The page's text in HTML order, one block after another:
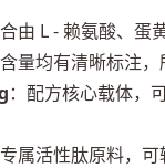
由 L - 赖氨酸、蛋
量均有清晰标注，
：配方核心载体，
属活性肽原料，